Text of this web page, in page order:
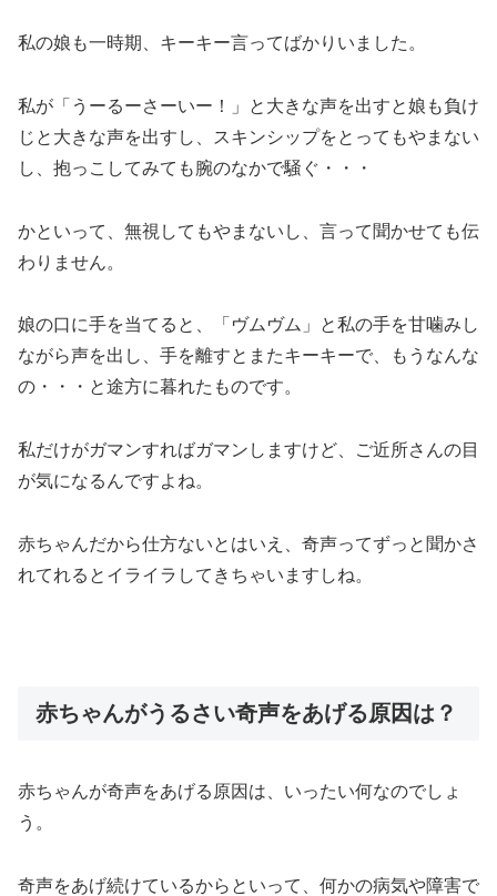
私の娘も一時期、キーキー言ってばかりいました。
私が「うーるーさーいー！」と大きな声を出すと娘も負け
じと大きな声を出すし、スキンシップをとってもやまない
し、抱っこしてみても腕のなかで騒ぐ・・・
かといって、無視してもやまないし、言って聞かせても伝
わりません。
娘の口に手を当てると、「ヴムヴム」と私の手を甘噛みし
ながら声を出し、手を離すとまたキーキーで、もうなんな
の・・・と途方に暮れたものです。
私だけがガマンすればガマンしますけど、ご近所さんの目
が気になるんですよね。
赤ちゃんだから仕方ないとはいえ、奇声ってずっと聞かさ
れてれるとイライラしてきちゃいますしね。
赤ちゃんがうるさい奇声をあげる原因は？
赤ちゃんが奇声をあげる原因は、いったい何なのでしょ
う。
奇声をあげ続けているからといって、何かの病気や障害で